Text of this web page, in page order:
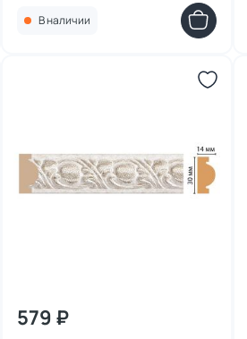
В наличии
579 ₽